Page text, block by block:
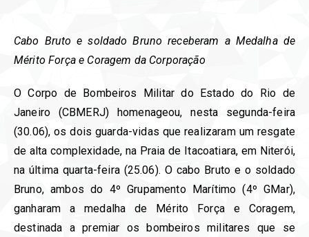
Cabo Bruto e soldado Bruno receberam a Medalha de
Mérito Força e Coragem da Corporação
O Corpo de Bombeiros Militar do Estado do Rio de
Janeiro (CBMERJ) homenageou, nesta segunda-feira
(30.06), os dois guarda-vidas que realizaram um resgate
de alta complexidade, na Praia de Itacoatiara, em Niterói,
na última quarta-feira (25.06). O cabo Bruto e o soldado
Bruno, ambos do 4º Grupamento Marítimo (4º GMar),
ganharam a medalha de Mérito Força e Coragem,
destinada a premiar os bombeiros militares que se